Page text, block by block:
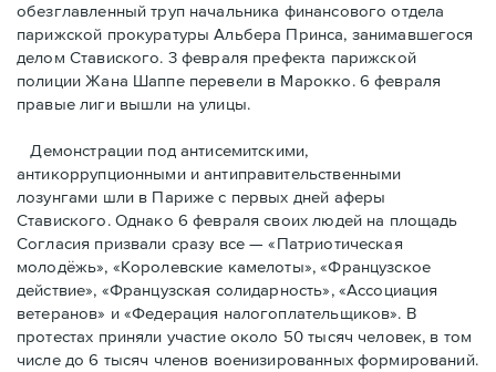
обезглавленный труп начальника финансового отдела
парижской прокуратуры Альбера Принса, занимавшегося
делом Cтавиского. 3 февраля префекта парижской
полиции Жана Шаппе перевели в Марокко. 6 февраля
правые лиги вышли на улицы.
Демонстрации под антисемитскими,
антикоррупционными и антиправительственными
лозунгами шли в Париже с первых дней аферы
Ставиского. Однако 6 февраля своих людей на площадь
Согласия призвали сразу все — «Патриотическая
молодёжь», «Королевские камелоты», «Французское
действие», «Французская солидарность», «Ассоциация
ветеранов» и «Федерация налогоплательщиков». В
протестах приняли участие около 50 тысяч человек, в том
числе до 6 тысяч членов военизированных формирований.